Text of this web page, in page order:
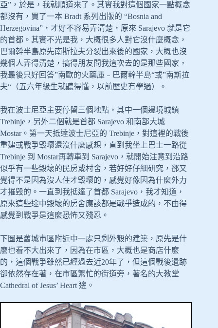
亞”，於是，我就順道來了。其實我對這個國家一點概念
都沒有，買了一本 Bradt 系列出版的 “Bosnia and
Herzegovina”，才好不容易弄清楚，原來 Sarajevo 就是它
的首都。其實不光是我，大概很多人對它沒什麼概念，
巴爾幹半島原先南斯拉夫分裂出來後的國家，大概也沒
幾個人弄得清楚，搞得朋友問我這次去的是那些國家，
我最後只好回答”南歐的火藥庫﹣巴爾幹半島“或”南斯拉
夫“（五六年級生就聽得懂，以前歴史有學過）。
我在波士尼亞主要停留三個地點，其中一個邊境城鎮
Trebinje，另外二個就是首都 Sarajevo 和南部大城
Mostar。第一天抵達波士尼亞的 Trebinje，對這裡的戰後
重建或戰爭毀壞還沒什麼感想，直到我坐上巴士一路從
Trebinje 到 Mostar再轉車到 Sarajevo，就開始注意到沿路
似乎有一些毀壞的民房或村舍，若好好仔細研究，郤又
覺得不是因為沒人住才毀壞的，感覺好像因為什麼外力
才摧毀的。一直到我抵達了首都 Sarajevo，我才知道，
原來這些途中毀壞的房舍應該都是戰爭造成的，不由得
感覺到戰爭是這麼恐怖又殘忍。
下圖是舊城市區附近中一處只剩外殼的建築，原先是什
麼也看不大出來了，因為在市區，大概也是商店什麼
的，這個戰爭雖然已經過去近20年了，但這個戰後遺跡
卻依然存在著，在市區繁忙的街道旁，著名的大教堂
Cathedral of Jesus’ Heart 邊。